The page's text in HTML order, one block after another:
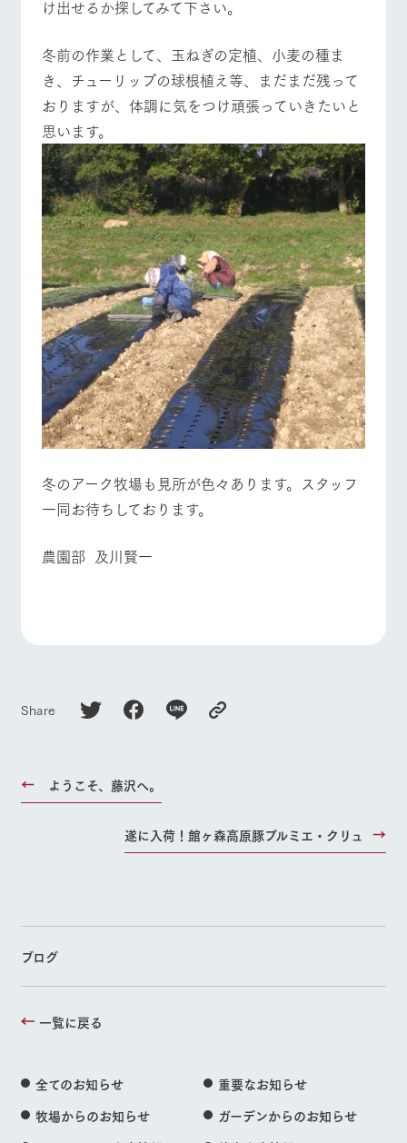
ペットをお連れの
け出せるか探してみて下さい。
冬前の作業として、玉ねぎの定植、小麦の種ま
き、チューリップの球根植え等、まだまだ残って
おりますが、体調に気をつけ頑張っていきたいと
思います。
冬のアーク牧場も見所が色々あります。スタッフ
一同お待ちしております。
農園部 及川賢一
Share
ようこそ、藤沢へ。
遂に入荷！館ヶ森高原豚プルミエ・クリュ
ブログ
一覧に戻る
全てのお知らせ
重要なお知らせ
牧場からのお知らせ
ガーデンからのお知らせ